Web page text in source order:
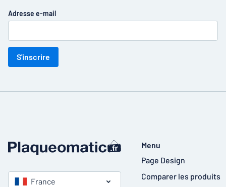
Adresse e-mail
S'inscrire
France
Menu
Page Design
Comparer les produits